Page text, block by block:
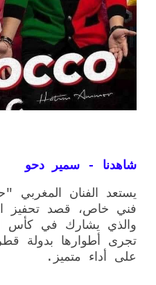
شاهدنا - سمير دحو
يستعد الفنان المغربي
فني خاص، قصد تحفيز
والذي يشارك في كأس
تجرى أطوارها بدولة
على أداء متميز.